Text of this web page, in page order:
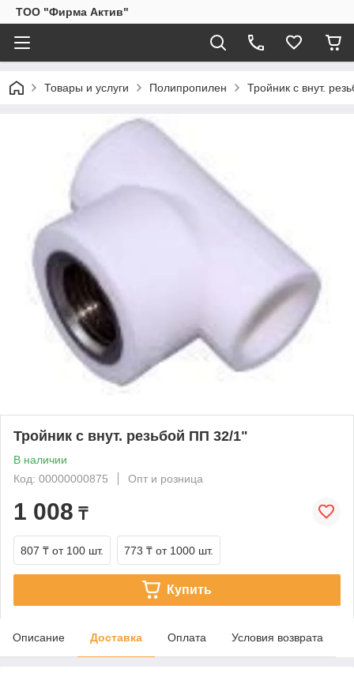
ТОО "Фирма Актив"
Товары и услуги Полипропилен Тройник с внут.
Тройник с внут. резьбой ПП 32/1"
В наличии
Код: 00000000875
Опт и розница
1 008 ₸
807 ₸ от 100 шт. 773 ₸ от 1000 шт.
Купить
Описание Доставка Оплата Условия возврата